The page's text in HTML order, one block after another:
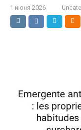
1 июня 2026